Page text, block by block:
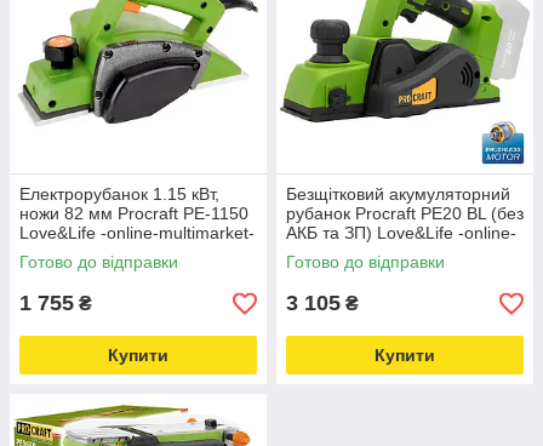
Електрорубанок 1.15 кВт,
ножи 82 мм Procraft PE-1150
Love&Life -online-multimarket-
Готово до відправки
1 755 ₴
Купити
Безщітковий акумуляторний
рубанок Procraft PE20 BL (без
АКБ та ЗП) Love&Life -online-
multimarket-
Готово до відправки
3 105 ₴
Купити